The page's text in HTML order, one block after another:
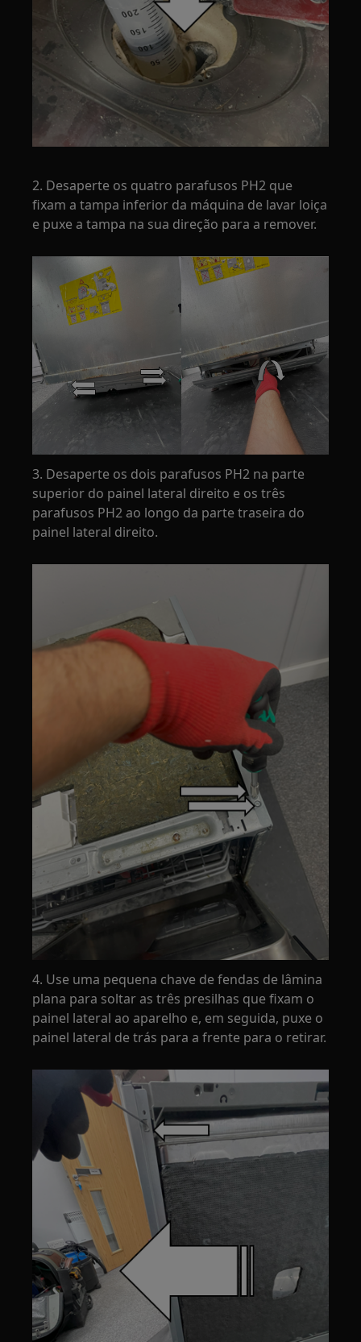
2. Desaperte os quatro parafusos PH2 que
fixam a tampa inferior da máquina de lavar loiça
e puxe a tampa na sua direção para a remover.
3. Desaperte os dois parafusos PH2 na parte
superior do painel lateral direito e os três
parafusos PH2 ao longo da parte traseira do
painel lateral direito.
4. Use uma pequena chave de fendas de lâmina
plana para soltar as três presilhas que fixam o
painel lateral ao aparelho e, em seguida, puxe o
painel lateral de trás para a frente para o retirar.